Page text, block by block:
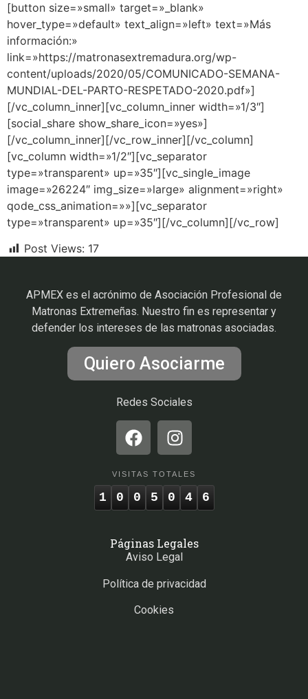
[button size=»small» target=»_blank»
hover_type=»default» text_align=»left» text=»Más
información:»
link=»https://matronasextremadura.org/wp-
content/uploads/2020/05/COMUNICADO-SEMANA-
MUNDIAL-DEL-PARTO-RESPETADO-2020.pdf»]
[/vc_column_inner][vc_column_inner width=»1/3″]
[social_share show_share_icon=»yes»]
[/vc_column_inner][/vc_row_inner][/vc_column]
[vc_column width=»1/2″][vc_separator
type=»transparent» up=»35″][vc_single_image
image=»26224″ img_size=»large» alignment=»right»
qode_css_animation=»»][vc_separator
type=»transparent» up=»35″][/vc_column][/vc_row]
Post Views: 17
APMEX es el acrónimo de Asociación Profesional de
Matronas Extremeñas. Nuestro fin es representar y
defender los intereses de las matronas asociadas.
Quiero Asociarme
Redes Sociales
VISITAS TOTALES
1 0 0 5 0 4 6
Páginas Legales
Aviso Legal
Política de privacidad
Cookies